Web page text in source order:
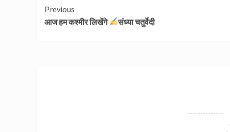
Continue
Reading
Previous
आज हम कश्मीर लिखेंगे
संध्या चतुर्वेदी